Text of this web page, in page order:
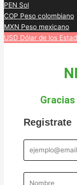
PEN Sol
COP Peso colombiano
MXN Peso mexicano
USD Dólar de los
Registrate